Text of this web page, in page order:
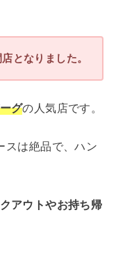
となりました。
グの人気店です。
スは絶品で、ハン
アウトやお持ち帰